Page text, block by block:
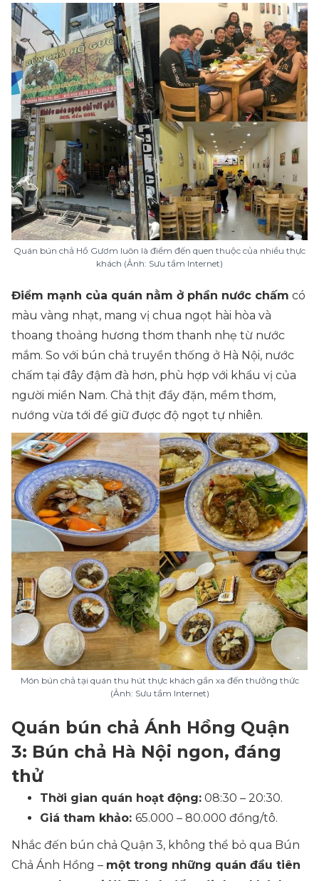
Quán bún chả Hồ Gươm luôn là điểm đến quen thuộc của nhiều thực
khách (Ảnh: Sưu tầm Internet)
Điểm mạnh của quán nằm ở phần nước chấm có
màu vàng nhạt, mang vị chua ngọt hài hòa và
thoang thoảng hương thơm thanh nhẹ từ nước
mắm. So với bún chả truyền thống ở Hà Nội, nước
chấm tại đây đậm đà hơn, phù hợp với khẩu vị của
người miền Nam. Chả thịt đầy đặn, mềm thơm,
nướng vừa tới để giữ được độ ngọt tự nhiên.
Món bún chả tại quán thu hút thực khách gần xa đến thưởng thức
(Ảnh: Sưu tầm Internet)
Quán bún chả Ánh Hồng Quận
3: Bún chả Hà Nội ngon, đáng
thử
Thời gian quán hoạt động: 08:30 – 20:30.
Giá tham khảo: 65.000 – 80.000 đồng/tô.
Nhắc đến bún chả Quận 3, không thể bỏ qua Bún
Chả Ánh Hồng – một trong những quán đầu tiên